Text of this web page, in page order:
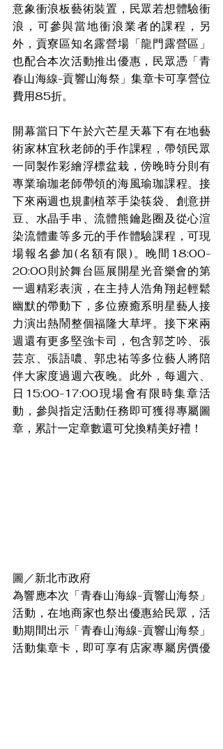
意象衝浪板藝術裝置，民眾若想體驗衝
浪，可參與當地衝浪業者的課程，另
外，貢寮區知名露營場「龍門露營區」
也配合本次活動推出優惠，民眾憑「青
春山海線-貢響山海祭」集章卡可享營位
費用85折。
開幕當日下午於六芒星天幕下有在地藝
術家林宜秋老師的手作課程，帶領民眾
一同製作彩繪浮標盆栽，傍晚時分則有
專業瑜珈老師帶領的海風瑜珈課程。接
下來兩週也規劃植萃手染筷袋、創意拼
豆、水晶手串、流體熊鑰匙圈及從心渲
染流體畫等多元的手作體驗課程，可現
場報名參加(名額有限)。晚間18:00-
20:00則於舞台區展開星光音樂會的第
一週精彩表演，在主持人浩角翔起輕鬆
幽默的帶動下，多位療癒系明星藝人接
力演出熱鬧整個福隆大草坪。接下來兩
週還有更多堅強卡司，包含郭芝吟、張
芸京、張語噥、郭忠祐等多位藝人將陪
伴大家度過週六夜晚。此外，每週六、
日15:00-17:00現場會有限時集章活
動，參與指定活動任務即可獲得專屬圖
章，累計一定章數還可兌換精美好禮！
圖／新北市政府
為響應本次「青春山海線-貢響山海祭」
活動，在地商家也祭出優惠給民眾，活
動期間出示「青春山海線-貢響山海祭」
活動集章卡，即可享有店家專屬房價優